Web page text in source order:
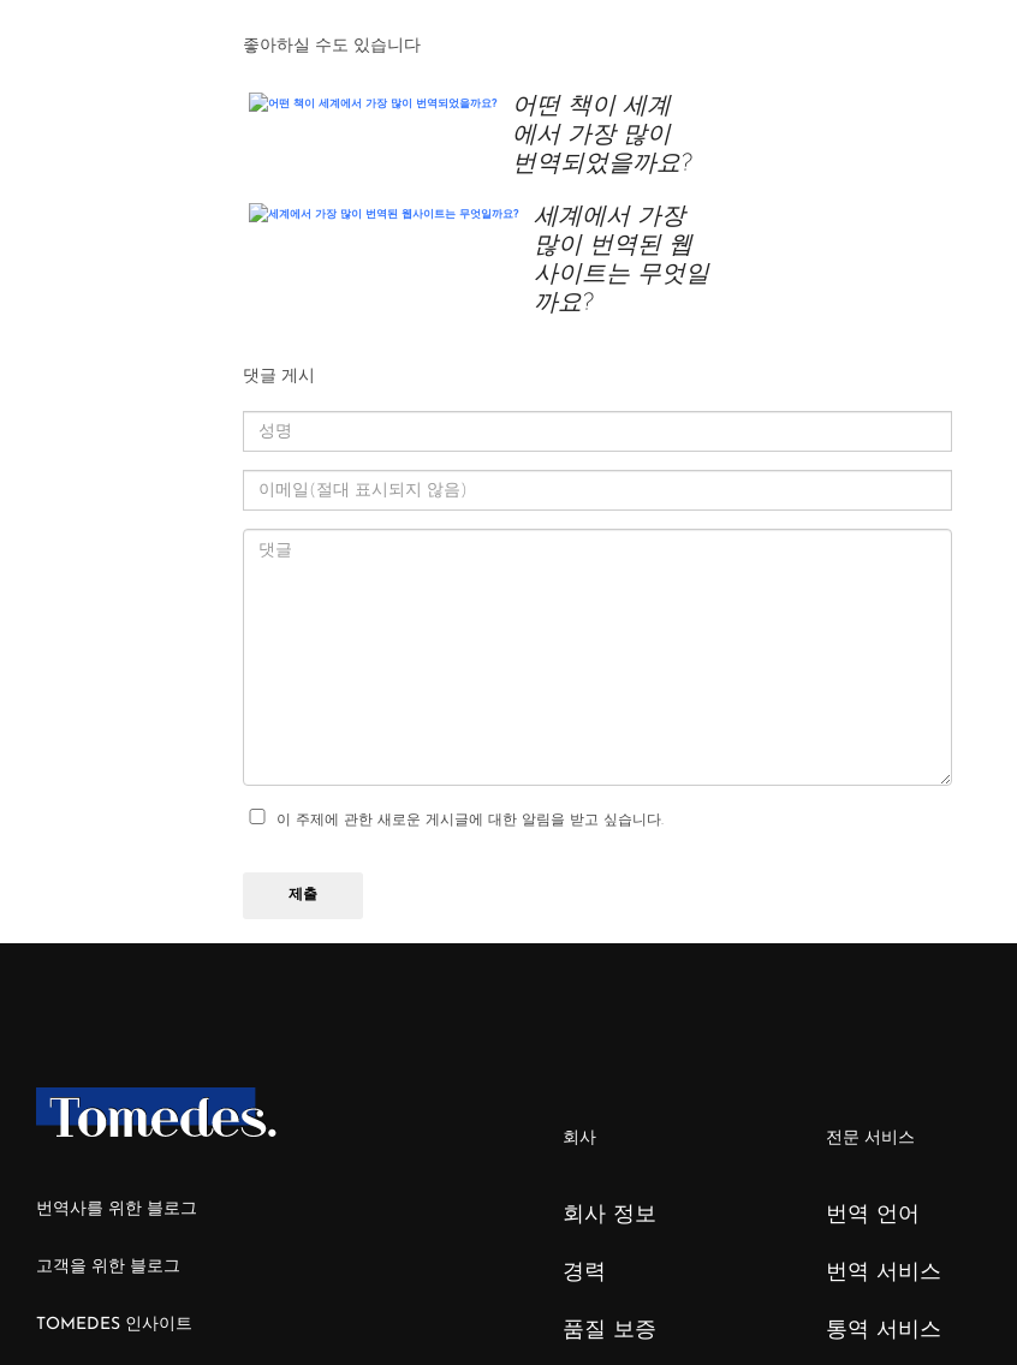
좋아하실 수도 있습니다
어떤 책이 세계
에서 가장 많이
번역되었을까요?
세계에서 가장
많이 번역된 웹
사이트는 무엇일
까요?
댓글 게시
이 주제에 관한 새로운 게시글에 대한 알림을 받고 싶습니다.
제출
번역사를 위한 블로그
고객을 위한 블로그
TOMEDES 인사이트
회사
회사 정보
경력
품질 보증
전문 서비스
번역 언어
번역 서비스
통역 서비스